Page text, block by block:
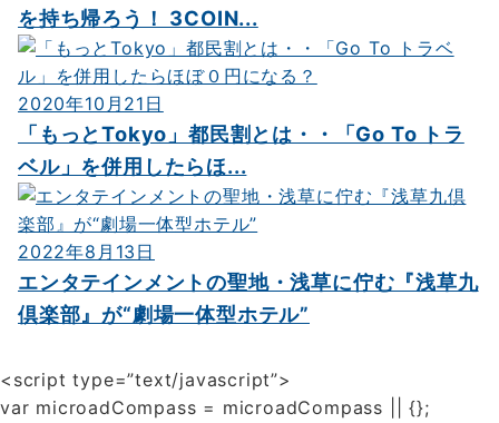
を持ち帰ろう！ 3COIN...
2020年10月21日
「もっとTokyo」都民割とは・・「Go To トラ
ベル」を併用したらほ...
2022年8月13日
エンタテインメントの聖地・浅草に佇む『浅草九
倶楽部』が“劇場一体型ホテル”
<script type=”text/javascript”>
var microadCompass = microadCompass || {};